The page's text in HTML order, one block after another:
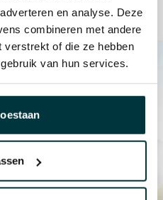
en analyse. Deze
combineren met andere
verstrekt of die ze hebben
van hun services.